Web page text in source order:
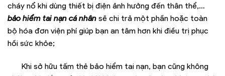
cháy nổ khi dùng thiết bị điện ảnh hưởng đến thân thể,…
bảo hiểm tai nạn cá nhân sẽ chi trả một phần hoặc toàn
bộ hóa đơn viện phí giúp bạn an tâm hơn khi điều trị phục
hồi sức khỏe;
Khi sở hữu tấm thẻ bảo hiểm tai nạn, bạn cũng không